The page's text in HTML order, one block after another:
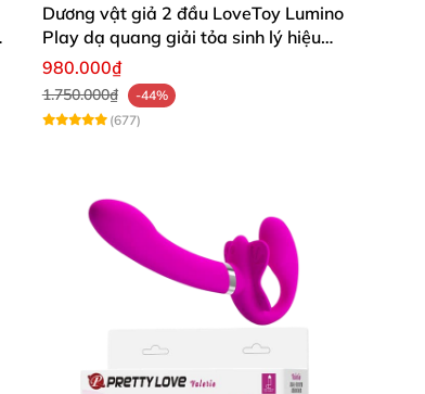
Dương vật giả 2 đầu LoveToy Lumino
Play dạ quang giải tỏa sinh lý hiệu
quả
980.000₫
1.750.000₫
-44%
(677)